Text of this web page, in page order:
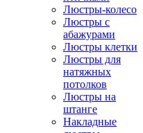
Люстры-колесо
Люстры с
абажурами
Люстры клетки
Люстры для
натяжных
потолков
Люстры на
штанге
Накладные